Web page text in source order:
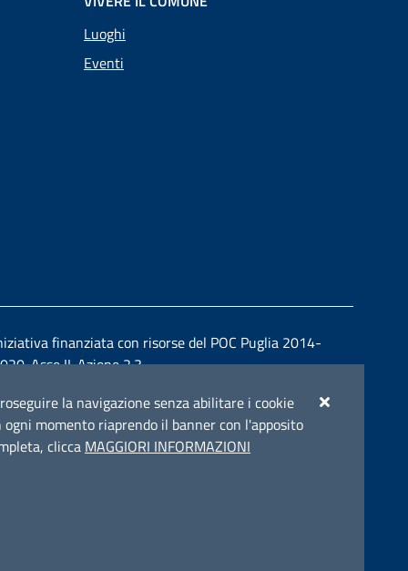
la navigazione senza abilitare i cookie
momento riaprendo il banner con l'apposito
clicca MAGGIORI INFORMAZIONI
Luoghi
Eventi
finanziata con risorse del POC Puglia 2014-
Asse II. Azione 2.3.